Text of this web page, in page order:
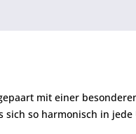
mit einer
so harmonisch in jede